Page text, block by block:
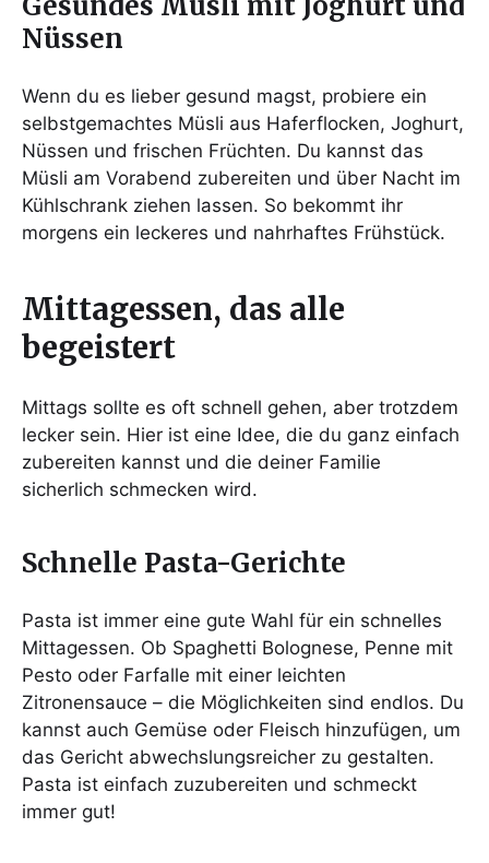
Nüssen
Wenn du es lieber gesund magst, probiere ein
selbstgemachtes Müsli aus Haferflocken, Joghurt,
Nüssen und frischen Früchten. Du kannst das
Müsli am Vorabend zubereiten und über Nacht im
Kühlschrank ziehen lassen. So bekommt ihr
morgens ein leckeres und nahrhaftes Frühstück.
Mittagessen, das alle
begeistert
Mittags sollte es oft schnell gehen, aber trotzdem
lecker sein. Hier ist eine Idee, die du ganz einfach
zubereiten kannst und die deiner Familie
sicherlich schmecken wird.
Schnelle Pasta-Gerichte
Pasta ist immer eine gute Wahl für ein schnelles
Mittagessen. Ob Spaghetti Bolognese, Penne mit
Pesto oder Farfalle mit einer leichten
Zitronensauce – die Möglichkeiten sind endlos. Du
kannst auch Gemüse oder Fleisch hinzufügen, um
das Gericht abwechslungsreicher zu gestalten.
Pasta ist einfach zuzubereiten und schmeckt
immer gut!